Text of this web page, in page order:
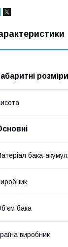
розміри
бака-
бака
виробник